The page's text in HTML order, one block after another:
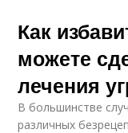
Как
можете
лечения
В большинстве
различных